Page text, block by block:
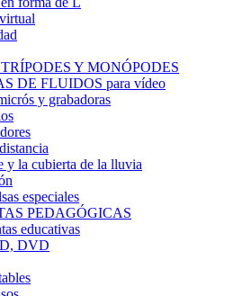
Y MONÓPODES
DE FLUIDOS para vídeo
y grabadoras
y la cubierta de la lluvia
especiales
PEDAGÓGICAS
educativas
DVD